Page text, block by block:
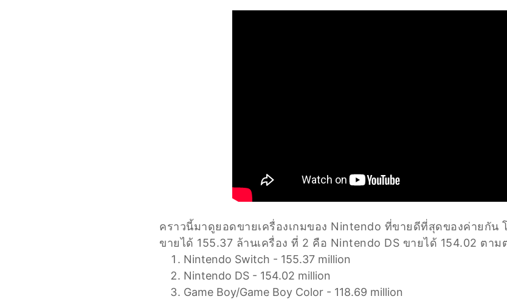
คราวนี้มาดูยอดขายเครื่องเกมของ Nintendo ที่ขายดีที่สุดของค่ายกัน
ขายได้ 155.37 ล้านเครื่อง ที่ 2 คือ Nintendo DS ขายได้ 154.02 ตาม
Nintendo Switch - 155.37 million
Nintendo DS - 154.02 million
Game Boy/Game Boy Color - 118.69 million